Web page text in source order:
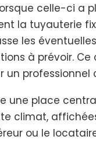
celle-ci a
la tuyauterie
les
à prévoir.
un professionnel
place
climat,
ou le